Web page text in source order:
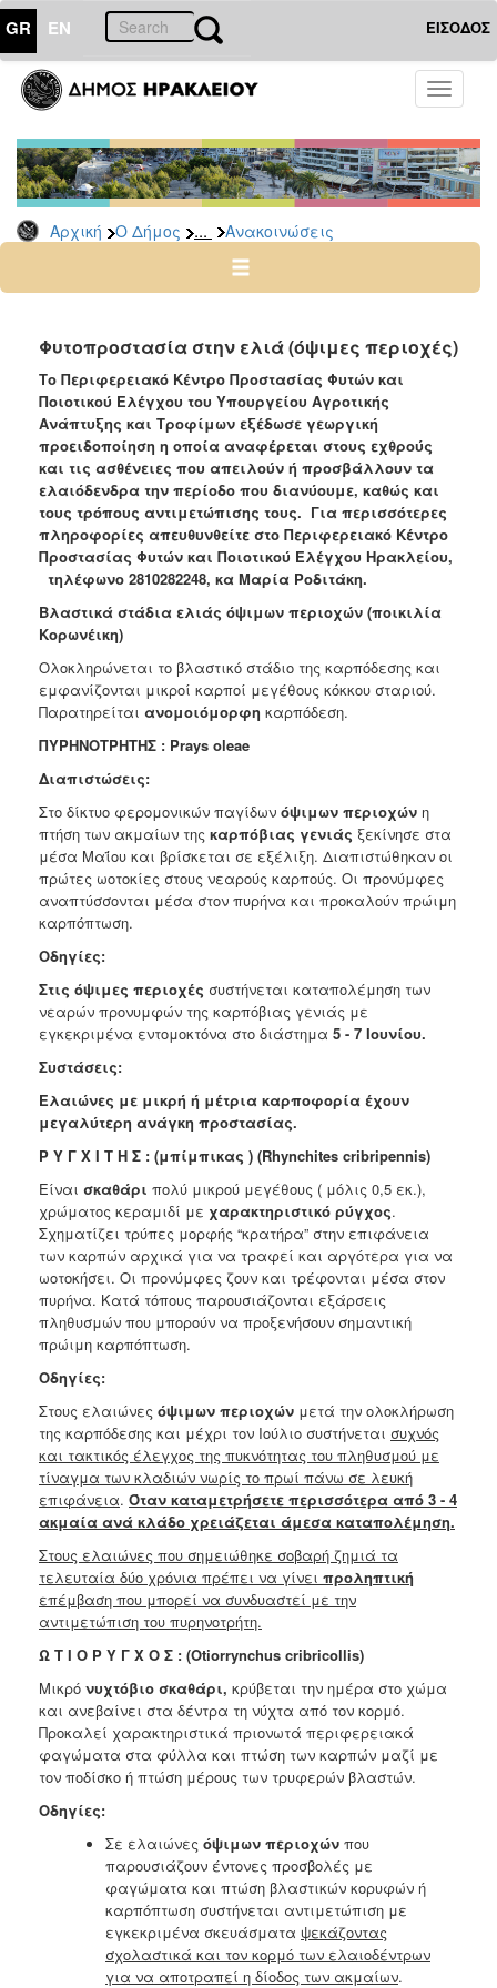
GR EN ΕΙΣΟΔΟΣ
Toggle
Αρχική Ο Δήμος ... Ανακοινώσεις
ΔΗΜΟΣ
Υπηρεσίες
&
Φορείς
Δημοτικές
Υπηρεσίες
Ηλεκτρονική
Σχολικές
Επιτροπές
Αγροτική
Ανάπτυξη
Ανακοινώσεις
Προγράμματα
Προσχολική
Αγωγή
Κοιμητήρια
Κέντρο
Οικογένειας
ΤΟΠΟΣ
ΠΟΛΙΤΙΣΜΟΣ
ΑΝΘΕΚΤΙΚΗ
ΠΟΛΗ
Φυτοπροστασία στην ελιά (όψιμες περιοχές)
Το Περιφερειακό Κέντρο Προστασίας Φυτών και
Ποιοτικού Ελέγχου του Υπουργείου Αγροτικής
Ανάπτυξης και Τροφίμων εξέδωσε γεωργική
προειδοποίηση η οποία αναφέρεται στους εχθρούς
και τις ασθένειες που απειλούν ή προσβάλλουν τα
ελαιόδενδρα την περίοδο που διανύουμε, καθώς και
τους τρόπους αντιμετώπισης τους. Για περισσότερες
πληροφορίες απευθυνθείτε στο Περιφερειακό Κέντρο
Προστασίας Φυτών και Ποιοτικού Ελέγχου Ηρακλείου,
τηλέφωνο 2810282248, κα Μαρία Ροδιτάκη.
Βλαστικά στάδια ελιάς όψιμων περιοχών (ποικιλία
Κορωνέικη)
Ολοκληρώνεται το βλαστικό στάδιο της καρπόδεσης και
εμφανίζονται μικροί καρποί μεγέθους κόκκου σταριού.
Παρατηρείται ανομοιόμορφη καρπόδεση.
ΠΥΡΗΝΟΤΡΗΤΗΣ : Prays oleae
Διαπιστώσεις:
Στο δίκτυο φερομονικών παγίδων όψιμων περιοχών η
πτήση των ακμαίων της καρπόβιας γενιάς ξεκίνησε στα
μέσα Μαΐου και βρίσκεται σε εξέλιξη. Διαπιστώθηκαν οι
πρώτες ωοτοκίες στους νεαρούς καρπούς. Οι προνύμφες
αναπτύσσονται μέσα στον πυρήνα και προκαλούν πρώιμη
καρπόπτωση.
Οδηγίες:
Στις όψιμες περιοχές συστήνεται καταπολέμηση των
νεαρών προνυμφών της καρπόβιας γενιάς με
εγκεκριμένα εντομοκτόνα στο διάστημα 5 - 7 Ιουνίου.
Συστάσεις:
Ελαιώνες με μικρή ή μέτρια καρποφορία έχουν
μεγαλύτερη ανάγκη προστασίας.
Ρ Υ Γ Χ Ι Τ Η Σ : (μπίμπικας ) (Rhynchites cribripennis)
Είναι σκαθάρι πολύ μικρού μεγέθους ( μόλις 0,5 εκ.),
χρώματος κεραμιδί με χαρακτηριστικό ρύγχος.
Σχηματίζει τρύπες μορφής “κρατήρα” στην επιφάνεια
των καρπών αρχικά για να τραφεί και αργότερα για να
ωοτοκήσει. Οι προνύμφες ζουν και τρέφονται μέσα στον
πυρήνα. Κατά τόπους παρουσιάζονται εξάρσεις
πληθυσμών που μπορούν να προξενήσουν σημαντική
πρώιμη καρπόπτωση.
Οδηγίες:
Στους ελαιώνες όψιμων περιοχών μετά την ολοκλήρωση
της καρπόδεσης και μέχρι τον Ιούλιο συστήνεται συχνός
και τακτικός έλεγχος της πυκνότητας του πληθυσμού με
τίναγμα των κλαδιών νωρίς το πρωί πάνω σε λευκή
επιφάνεια. Όταν καταμετρήσετε περισσότερα από 3 - 4
ακμαία ανά κλάδο χρειάζεται άμεσα καταπολέμηση.
Στους ελαιώνες που σημειώθηκε σοβαρή ζημιά τα
τελευταία δύο χρόνια πρέπει να γίνει προληπτική
επέμβαση που μπορεί να συνδυαστεί με την
αντιμετώπιση του πυρηνοτρήτη.
Ω Τ Ι Ο Ρ Υ Γ Χ Ο Σ : (Otiorrynchus cribricollis)
Μικρό νυχτόβιο σκαθάρι, κρύβεται την ημέρα στο χώμα
και ανεβαίνει στα δέντρα τη νύχτα από τον κορμό.
Προκαλεί χαρακτηριστικά πριονωτά περιφερειακά
φαγώματα στα φύλλα και πτώση των καρπών μαζί με
τον ποδίσκο ή πτώση μέρους των τρυφερών βλαστών.
Οδηγίες:
Σε ελαιώνες όψιμων περιοχών που
παρουσιάζουν έντονες προσβολές με
φαγώματα και πτώση βλαστικών κορυφών ή
καρπόπτωση συστήνεται αντιμετώπιση με
εγκεκριμένα σκευάσματα ψεκάζοντας
σχολαστικά και τον κορμό των ελαιοδέντρων
για να αποτραπεί η δίοδος των ακμαίων.